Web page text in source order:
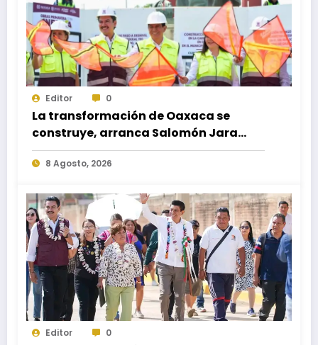
Editor 0
La transformación de Oaxaca se
construye, arranca Salomón Jara
obra del paso a desnivel en la
carretera federal 190 kilómetro 184 +
8 Agosto, 2026
Editor 0